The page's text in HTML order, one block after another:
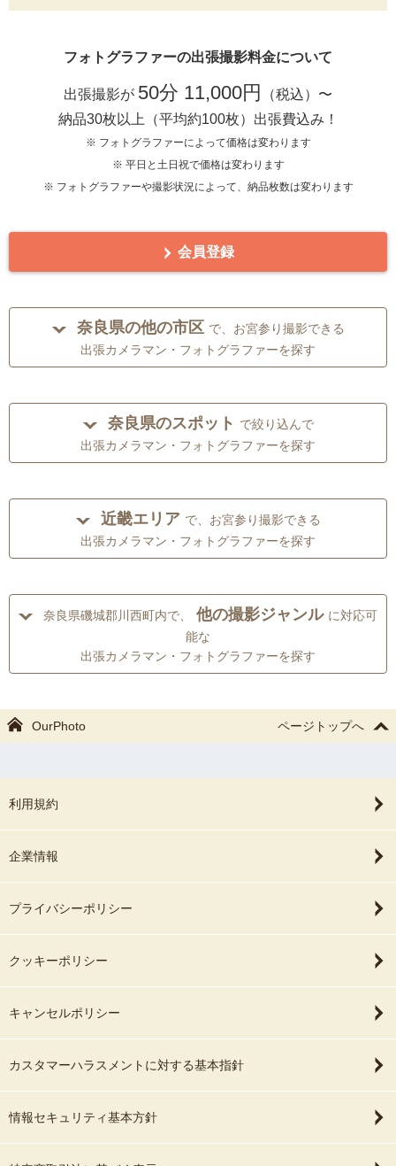
フォトグラファーの出張撮影料金について
出張撮影が 50分 11,000円
（税込）〜
納品30枚以上（平均約100枚）出張費込み！
※ フォトグラファーによって価格は変わります
※ 平日と土日祝で価格は変わります
※ フォトグラファーや撮影状況によって、納品枚数は変わります
会員登録
奈良県の他の市区 で、お宮参り撮影できる
出張カメラマン・フォトグラファーを探す
奈良県のスポット で絞り込んで
出張カメラマン・フォトグラファーを探す
近畿エリア で、お宮参り撮影できる
出張カメラマン・フォトグラファーを探す
奈良県磯城郡川西町内で、 他の撮影ジャンル に対応可
能な
出張カメラマン・フォトグラファーを探す
OurPhoto ページトップへ
利用規約
企業情報
プライバシーポリシー
クッキーポリシー
キャンセルポリシー
カスタマーハラスメントに対する基本指針
情報セキュリティ基本方針